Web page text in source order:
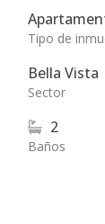
Tipo de
Bella Vista
Sector
2
Baños